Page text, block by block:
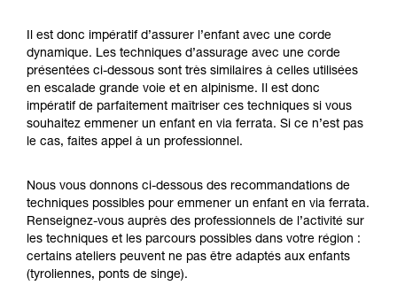
que nous ne décrivons pas ici.
Il est donc impératif d’assurer l’enfant avec une corde
dynamique. Les techniques d’assurage avec une corde
présentées ci-dessous sont très similaires à celles utilisées
en escalade grande voie et en alpinisme. Il est donc
impératif de parfaitement maîtriser ces techniques si vous
souhaitez emmener un enfant en via ferrata. Si ce n’est pas
le cas, faites appel à un professionnel.
Nous vous donnons ci-dessous des recommandations de
techniques possibles pour emmener un enfant en via ferrata.
Renseignez-vous auprès des professionnels de l’activité sur
les techniques et les parcours possibles dans votre région :
certains ateliers peuvent ne pas être adaptés aux enfants
(tyroliennes, ponts de singe).